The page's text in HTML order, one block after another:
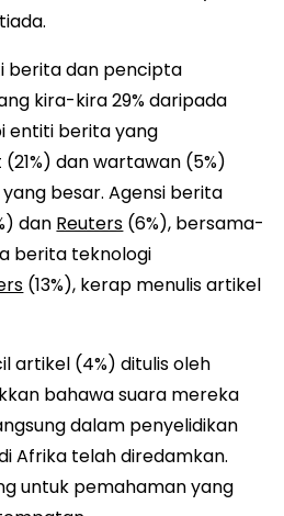
berita dan pencipta
kira-kira 29% daripada
entiti berita yang
dan wartawan (5%)
besar. Agensi berita
dan Reuters (6%), bersama-
berita teknologi
(13%), kerap menulis artikel
artikel (4%) ditulis oleh
bahawa suara mereka
dalam penyelidikan
Afrika telah diredamkan.
untuk pemahaman yang